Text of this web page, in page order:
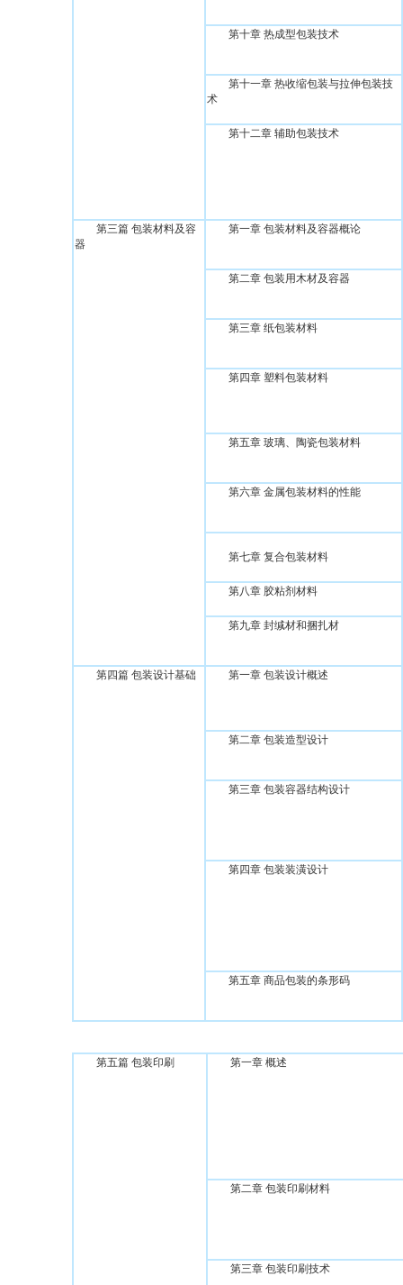
第十章 热成型包装技术
第十一章 热收缩包装与拉伸包装技
术
第十二章 辅助包装技术
第三篇 包装材料及容
器
第一章 包装材料及容器概论
第二章 包装用木材及容器
第三章 纸包装材料
第四章 塑料包装材料
第五章 玻璃、陶瓷包装材料
第六章 金属包装材料的性能
第七章 复合包装材料
第八章 胶粘剂材料
第九章 封缄材和捆扎材
第四篇 包装设计基础 第一章 包装设计概述
第二章 包装造型设计
第三章 包装容器结构设计
第四章 包装装潢设计
第五章 商品包装的条形码
第五篇 包装印刷 第一章 概述
第二章 包装印刷材料
第三章 包装印刷技术